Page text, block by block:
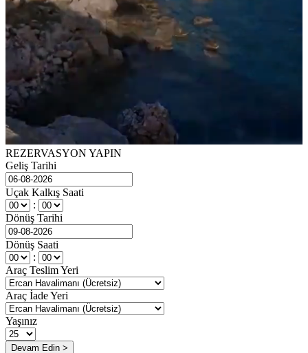
REZERVASYON YAPIN
Geliş Tarihi
Uçak Kalkış Saati
:
Dönüş Tarihi
Dönüş Saati
:
Araç Teslim Yeri
Araç İade Yeri
Yaşınız